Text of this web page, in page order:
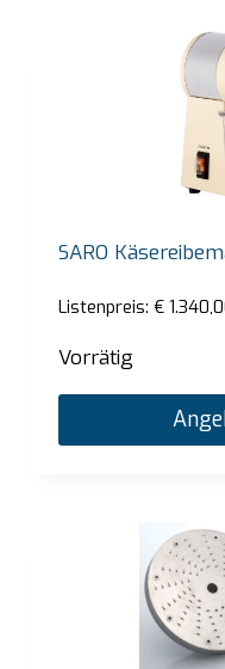
SARO
Listenpreis: €
Vorrätig